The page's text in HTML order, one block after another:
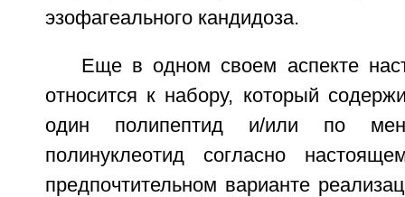
эзофагеального кандидоза.
Еще в одном своем аспекте
относится к набору, который
один полипептид и/или по
полинуклеотид согласно
предпочтительном варианте